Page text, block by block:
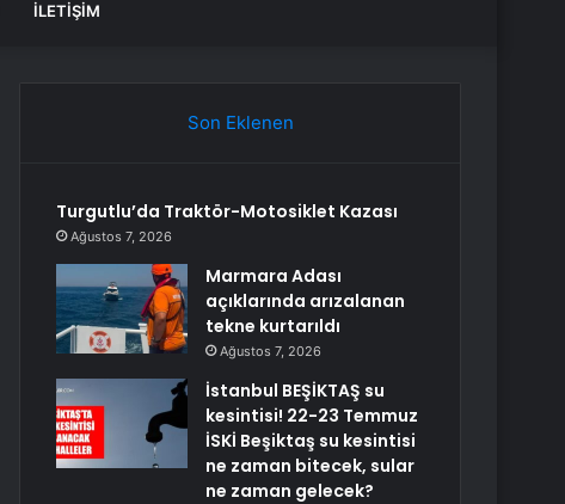
İLETIŞIM
Son Eklenen
Turgutlu’da Traktör-Motosiklet Kazası
Ağustos 7, 2026
Marmara Adası
açıklarında arızalanan
tekne kurtarıldı
Ağustos 7, 2026
İstanbul BEŞİKTAŞ su
kesintisi! 22-23 Temmuz
İSKİ Beşiktaş su kesintisi
ne zaman bitecek, sular
ne zaman gelecek?